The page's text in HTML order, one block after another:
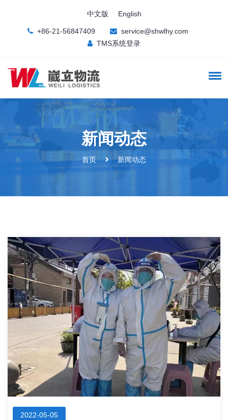
中文版 English
+86-21-56847409
service@shwlhy.com
TMS系统登录
新闻动态
首页 新闻动态
2022-05-05